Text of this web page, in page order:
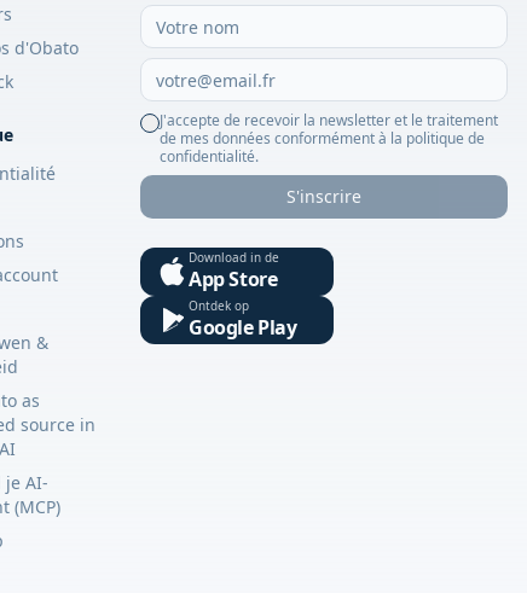
d'Obato
&
as
source in
je AI-
(MCP)
J'accepte de recevoir la newsletter et le traitement
de mes données conformément à la politique de
confidentialité.
S'inscrire
Download in de
App Store
Ontdek op
Google Play